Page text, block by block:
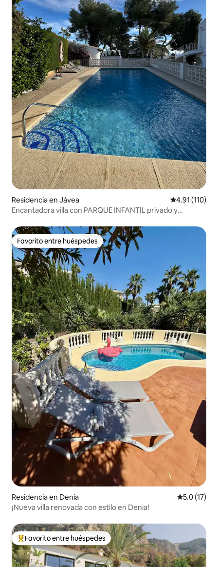
Residencia en Jávea Calificación
4.91 (110)
Encantadora villa con PARQUE INFANTIL privado y
Favorito entre huéspedes
Favorito entre huéspedes
Residencia en Denia Calificación
5.0 (17)
¡Nueva villa renovada con estilo en Denia!
De los mejores en Favorito entre huéspedes
Favorito entre huéspedes